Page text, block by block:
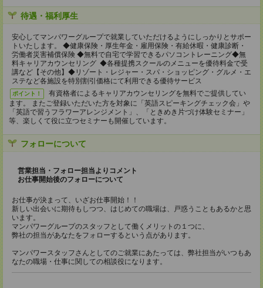
待遇・福利厚生
安心してマンパワーグループで就業していただけるようにしっかりとサポー
トいたします。 ◆健康保険・厚生年金・雇用保険・有給休暇・健康診断・
労働者災害補償保険 ◆無料で自宅で学習できるパソコントレーニング◆無
料キャリアカウンセリング ◆各種提携スクールのメニューを優待料金で受
講など【その他】◆リゾート・レジャー・スパ・ショッピング・グルメ・エ
ステなど各施設を特別割引価格にて利用できる優待サービス
ポイント！
有資格者によるキャリアカウンセリングを無料でご提供してい
ます。 またご登録いただいた方を対象に「英語スピーキングチェック会」や
「英語で習うフラワーアレンジメント」、「ときめき片づけ体験セミナー」
等、楽しくて役に立つセミナーも開催しています。
フォローについて
営業担当・フォロー担当よりコメント
お仕事開始後のフォローについて
お仕事が決まって、いざお仕事開始！！
新しい出会いに期待もしつつ、はじめての職場は、戸惑うこともあるかと思
います。
マンパワーグループのスタッフとして働くメリットの１つに、
弊社の担当があなたをフォローするという点があります。
マンパワースタッフさんとしてのご就業にあたっては、弊社担当がいつもあ
なたの職場・仕事に関しての相談役になります。